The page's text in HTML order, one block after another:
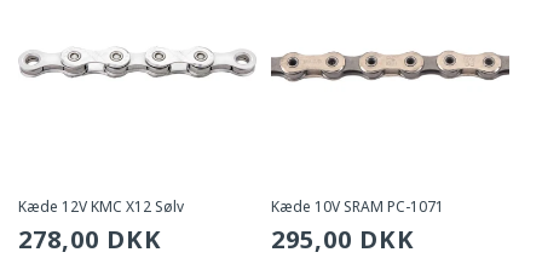
Kæde 12V KMC X12 Sølv
Sædvanlig
278,00 DKK
Kæde 10V SRAM PC-1071
Sædvanlig
295,00 DKK